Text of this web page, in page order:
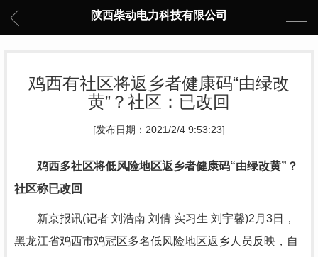
陕西柴动电力科技有限公司
鸡西有社区将返乡者健康码“由绿改
黄”？社区：已改回
[发布日期：2021/2/4 9:53:23]
鸡西多社区将低风险地区返乡者健康码“由绿改黄”？
社区称已改回
新京报讯(记者 刘浩南 刘倩 实习生 刘宇馨)2月3日，
黑龙江省鸡西市鸡冠区多名低风险地区返乡人员反映，自